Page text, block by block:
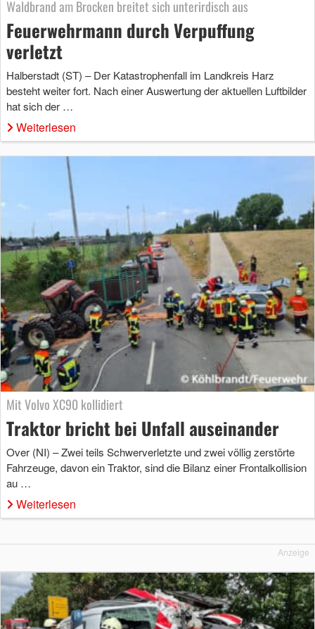
Waldbrand am Brocken breitet sich unterirdisch aus
Feuerwehrmann durch Verpuffung
verletzt
Halberstadt (ST) – Der Katastrophenfall im Landkreis Harz
besteht weiter fort. Nach einer Auswertung der aktuellen Luftbilder
hat sich der …
Weiterlesen
Mit Volvo XC90 kollidiert
Traktor bricht bei Unfall auseinander
Over (NI) – Zwei teils Schwerverletzte und zwei völlig zerstörte
Fahrzeuge, davon ein Traktor, sind die Bilanz einer Frontalkollision
au …
Weiterlesen
Anzeige